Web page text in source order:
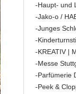
-Haupt- und
-Jako-o /
-Junges
-
-KREATIV |
-Messe
-Parfümerie
-Peek &